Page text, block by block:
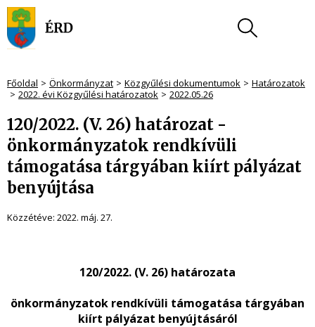
Főoldal Önkormányzat Közgyűlési dokumentumok
Határozatok
2022. évi Közgyűlési határozatok
2022.05.26
120/2022. (V. 26) határozat -
önkormányzatok rendkívüli
támogatása tárgyában kiírt pályázat
benyújtása
Közzétéve: 2022. máj. 27.
120/2022. (V. 26) határozata
önkormányzatok rendkívüli támogatása tárgyában
kiírt pályázat benyújtásáról